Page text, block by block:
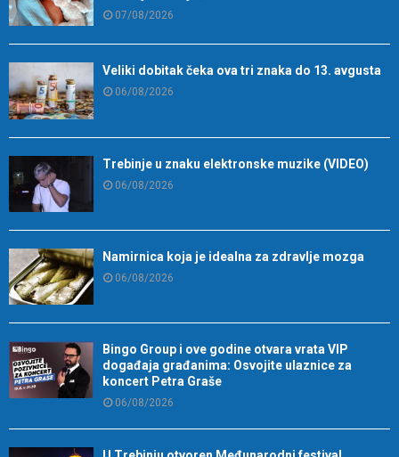
07/08/2026
Veliki dobitak čeka ova tri znaka do 13. avgusta
06/08/2026
Trebinje u znaku elektronske muzike (VIDEO)
06/08/2026
Namirnica koja je idealna za zdravlje mozga
06/08/2026
Bingo Group i ove godine otvara vrata VIP
događaja građanima: Osvojite ulaznice za
koncert Petra Graše
06/08/2026